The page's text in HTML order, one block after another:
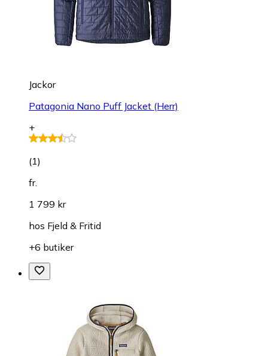
Jackor
Patagonia Nano Puff Jacket (Herr)
+
(1)
fr.
1 799 kr
hos Fjeld & Fritid
+6 butiker